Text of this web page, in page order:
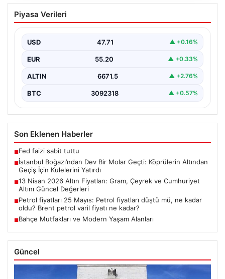
İstanbul Boğazı’ndan Dev Bir Molar
Geçti: Köprülerin Altından Geçiş İçin
İstanbul Boğazı, dün büyük bir denizcilik etkinliğine
Piyasa Verileri
USD 47.71 ▲ +0.16%
EUR 55.20 ▲ +0.33%
ALTIN 6671.5 ▲ +2.76%
BTC 3092318 ▲ +0.57%
Son Eklenen Haberler
■Fed faizi sabit tuttu
■İstanbul Boğazı’ndan Dev Bir Molar Geçti: Köprülerin Altından
Geçiş İçin Kulelerini Yatırdı
■13 Nisan 2026 Altın Fiyatları: Gram, Çeyrek ve Cumhuriyet
Altını Güncel Değerleri
■Petrol fiyatları 25 Mayıs: Petrol fiyatları düştü mü, ne kadar
oldu? Brent petrol varil fiyatı ne kadar?
■Bahçe Mutfakları ve Modern Yaşam Alanları
Güncel